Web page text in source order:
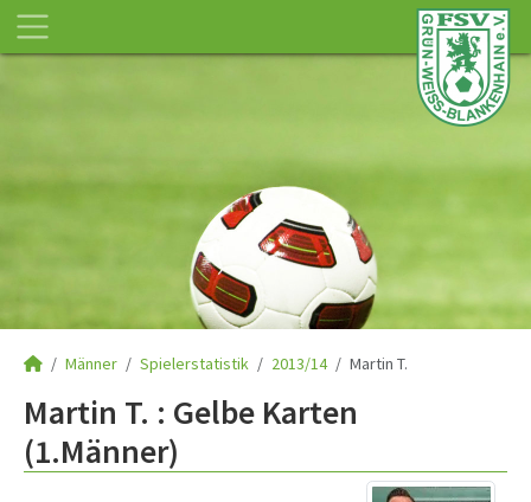
Männer Spielerstatistik 2013/14 Martin T.
Martin T. : Gelbe Karten
(1.Männer)